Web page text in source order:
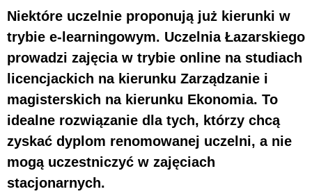
Niektóre uczelnie proponują już kierunki w
trybie e-learningowym. Uczelnia Łazarskiego
prowadzi zajęcia w trybie online na studiach
licencjackich na kierunku Zarządzanie i
magisterskich na kierunku Ekonomia. To
idealne rozwiązanie dla tych, którzy chcą
zyskać dyplom renomowanej uczelni, a nie
mogą uczestniczyć w zajęciach
stacjonarnych.